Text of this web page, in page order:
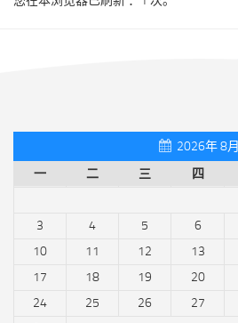
2026年 8月
一
二 三 四
3
4 5 6
10
11 12 13
17
18 19 20
24
25 26 27